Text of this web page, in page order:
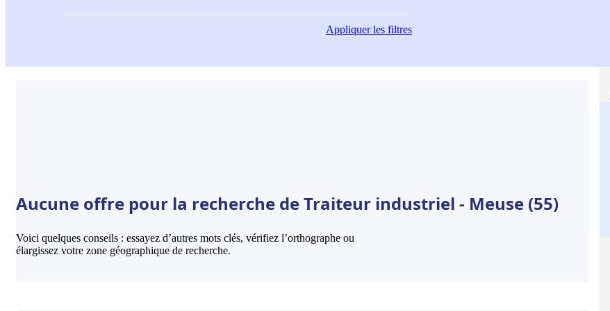
Appliquerles filtres
Aucune offre pour la recherche de Traiteur industriel - Meuse (55)
Voici quelques conseils : essayez d’autres mots clés, vérifiez l’orthographe ou
élargissez votre zone géographique de recherche.